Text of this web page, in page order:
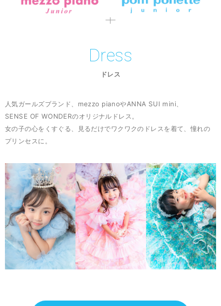
Dress
ドレス
人気ガールズブランド、mezzo pianoやANNA SUI mini、
SENSE OF WONDERのオリジナルドレス。
女の子の心をくすぐる、見るだけでワクワクのドレスを着て、憧れの
プリンセスに。